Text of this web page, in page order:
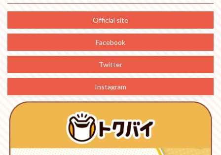
Official site
Facebook
Twitter
Instagram